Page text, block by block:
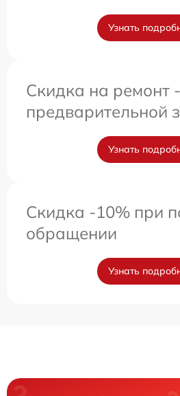
Узнать
Скидка на ремонт
предварительной
Узнать
Скидка -10% при
обращении
Узнать